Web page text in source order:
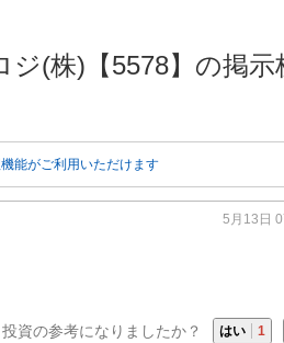
(株)【5578】の掲示
能がご利用いただけます
5月13日
投資の参考になりましたか？ はい 1